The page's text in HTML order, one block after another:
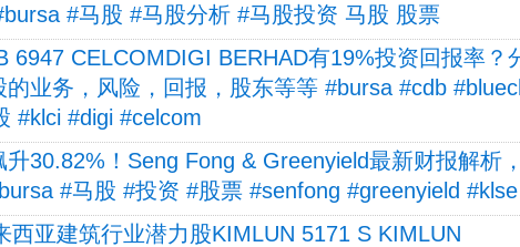
#马股 #马股分析 #马股投资 马股 股票
6947 CELCOMDIGI BERHAD有19%投资回报率？
的业务，风险，回报，股东等等 #bursa #cdb
#klci #digi #celcom
升30.82%！Seng Fong & Greenyield最新财报解析
#马股 #投资 #股票 #senfong #greenyield
西亚建筑行业潜力股KIMLUN 5171 S KIMLUN